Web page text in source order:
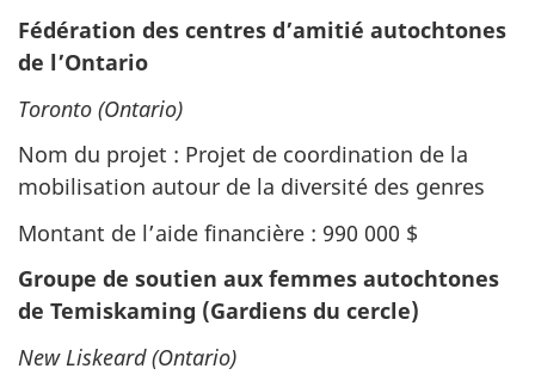
Fédération des centres d’amitié autochtones
de l’Ontario
Toronto (Ontario)
Nom du projet : Projet de coordination de la
mobilisation autour de la diversité des genres
Montant de l’aide financière : 990 000 $
Groupe de soutien aux femmes autochtones
de Temiskaming (Gardiens du cercle)
New Liskeard (Ontario)